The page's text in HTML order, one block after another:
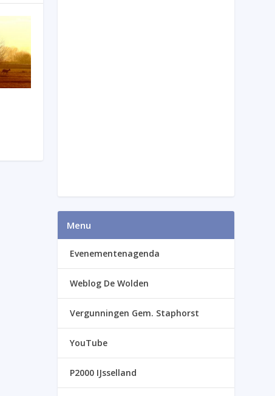
Menu
Evenementenagenda
Weblog De Wolden
Vergunningen Gem. Staphorst
YouTube
P2000 IJsselland